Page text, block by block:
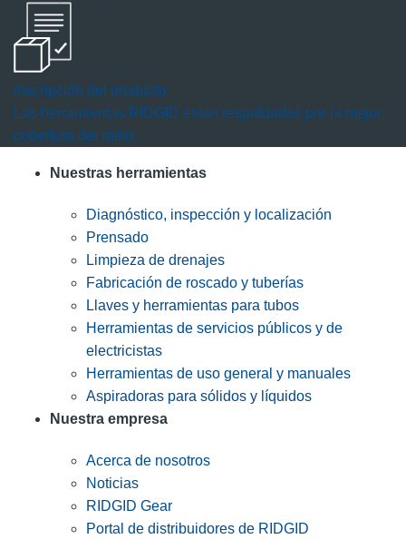
Inscripción del producto
Las herramientas RIDGID están respaldadas por la mejor
cobertura del ramo.
Nuestras herramientas
Diagnóstico, inspección y localización
Prensado
Limpieza de drenajes
Fabricación de roscado y tuberías
Llaves y herramientas para tubos
Herramientas de servicios públicos y de
electricistas
Herramientas de uso general y manuales
Aspiradoras para sólidos y líquidos
Nuestra empresa
Acerca de nosotros
Noticias
RIDGID Gear
Portal de distribuidores de RIDGID